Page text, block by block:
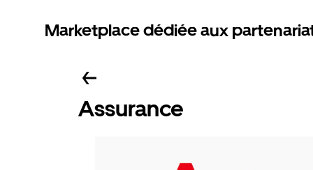
Marketplace dédiée aux
Assurance